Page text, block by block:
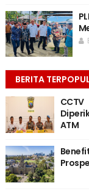
BERITA
ATM